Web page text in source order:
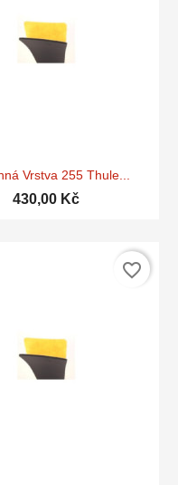
Rychlý náhled
Vrstva 255 Thule...
430,00 Kč
favorite_border